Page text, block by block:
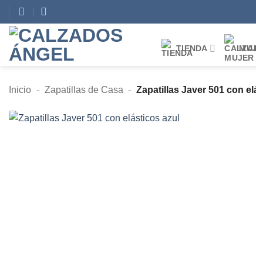
Saltar
al
contenido
TIENDA
Inicio - Zapatillas de Casa - Zapatillas Javer 501 con